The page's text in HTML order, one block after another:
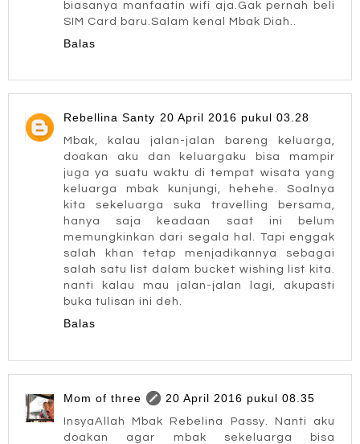
biasanya manfaatin wifi aja.Gak pernah beli
SIM Card baru.Salam kenal Mbak Diah..
Balas
Rebellina Santy 20 April 2016 pukul 03.28
Mbak, kalau jalan-jalan bareng keluarga,
doakan aku dan keluargaku bisa mampir
juga ya suatu waktu di tempat wisata yang
keluarga mbak kunjungi, hehehe. Soalnya
kita sekeluarga suka travelling bersama,
hanya saja keadaan saat ini belum
memungkinkan dari segala hal. Tapi enggak
salah khan tetap menjadikannya sebagai
salah satu list dalam bucket wishing list kita.
nanti kalau mau jalan-jalan lagi, akupasti
buka tulisan ini deh.
Balas
Mom of three 20 April 2016 pukul 08.35
InsyaAllah Mbak Rebelina Passy. Nanti aku
doakan agar mbak sekeluarga bisa